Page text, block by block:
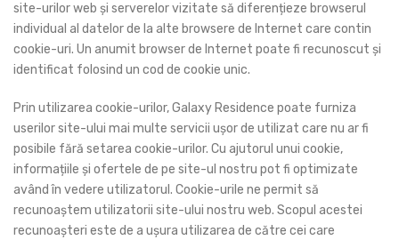
site-urilor web și serverelor vizitate să diferențieze browserul
individual al datelor de la alte browsere de Internet care contin
cookie-uri. Un anumit browser de Internet poate fi recunoscut și
identificat folosind un cod de cookie unic.
Prin utilizarea cookie-urilor, Galaxy Residence poate furniza
userilor site-ului mai multe servicii ușor de utilizat care nu ar fi
posibile fără setarea cookie-urilor. Cu ajutorul unui cookie,
informațiile și ofertele de pe site-ul nostru pot fi optimizate
având în vedere utilizatorul. Cookie-urile ne permit să
recunoaștem utilizatorii site-ului nostru web. Scopul acestei
recunoașteri este de a ușura utilizarea de către cei care